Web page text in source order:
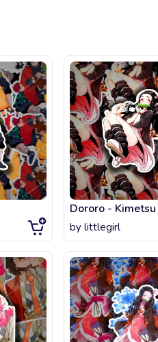
Dororo - Kimetsu
by littlegirl